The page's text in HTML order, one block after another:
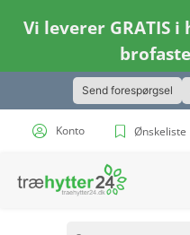
Vi leverer GRATIS
Send forespørgsel
Konto Ønskeliste